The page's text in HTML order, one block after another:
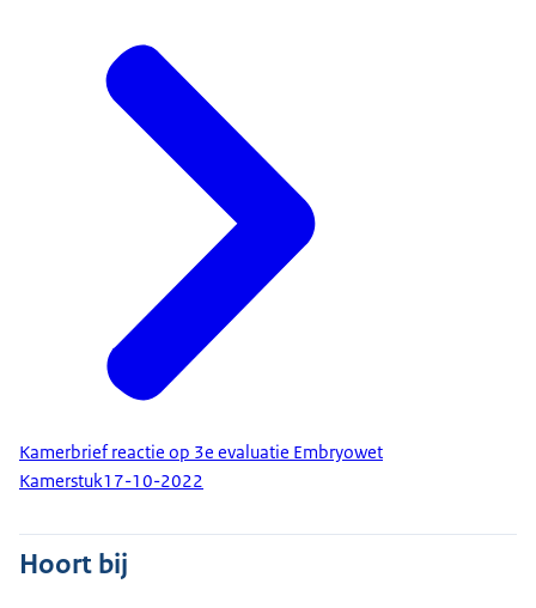
Kamerbrief reactie op 3e evaluatie Embryowet
Kamerstuk17-10-2022
Hoort bij